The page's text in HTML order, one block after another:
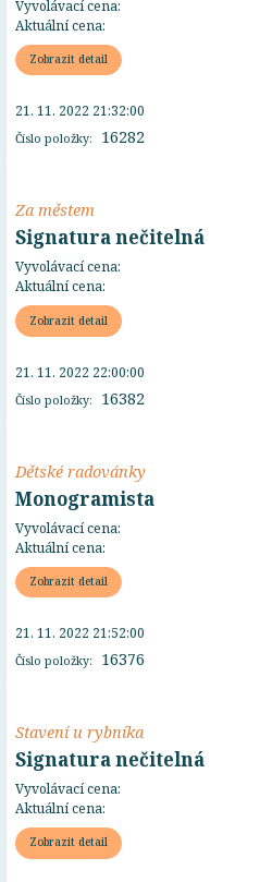
Vyvolávací cena:
Aktuální cena:
Zobrazit detail
Číslo položky: 16282
21. 11. 2022 21:32:00
Za městem
Signatura nečitelná
Vyvolávací cena:
Aktuální cena:
Zobrazit detail
Číslo položky: 16382
21. 11. 2022 22:00:00
Dětské radovánky
Monogramista
Vyvolávací cena:
Aktuální cena:
Zobrazit detail
Číslo položky: 16376
21. 11. 2022 21:52:00
Stavení u rybníka
Signatura nečitelná
Vyvolávací cena:
Aktuální cena:
Zobrazit detail